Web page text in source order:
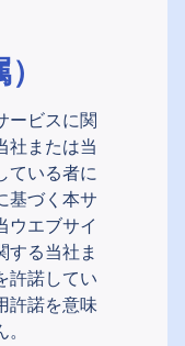
ービスに関
社または当
ている者に
基づく本サ
ウエブサイ
する当社ま
許諾してい
許諾を意味